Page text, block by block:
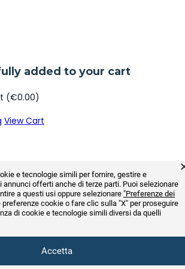
added to your cart
(€0.00)
View Cart
e tecnologie simili per fornire, gestire e
annunci offerti anche di terze parti. Puoi selezionare
a questi usi oppure selezionare "Preferenze dei
preferenze cookie o fare clic sulla "X" per proseguire
di cookie e tecnologie simili diversi da quelli
Accetta